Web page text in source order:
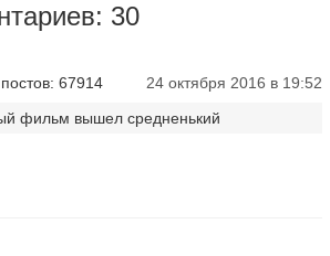
30
67914 24 октября 2016 в 19:52
фильм вышел средненький